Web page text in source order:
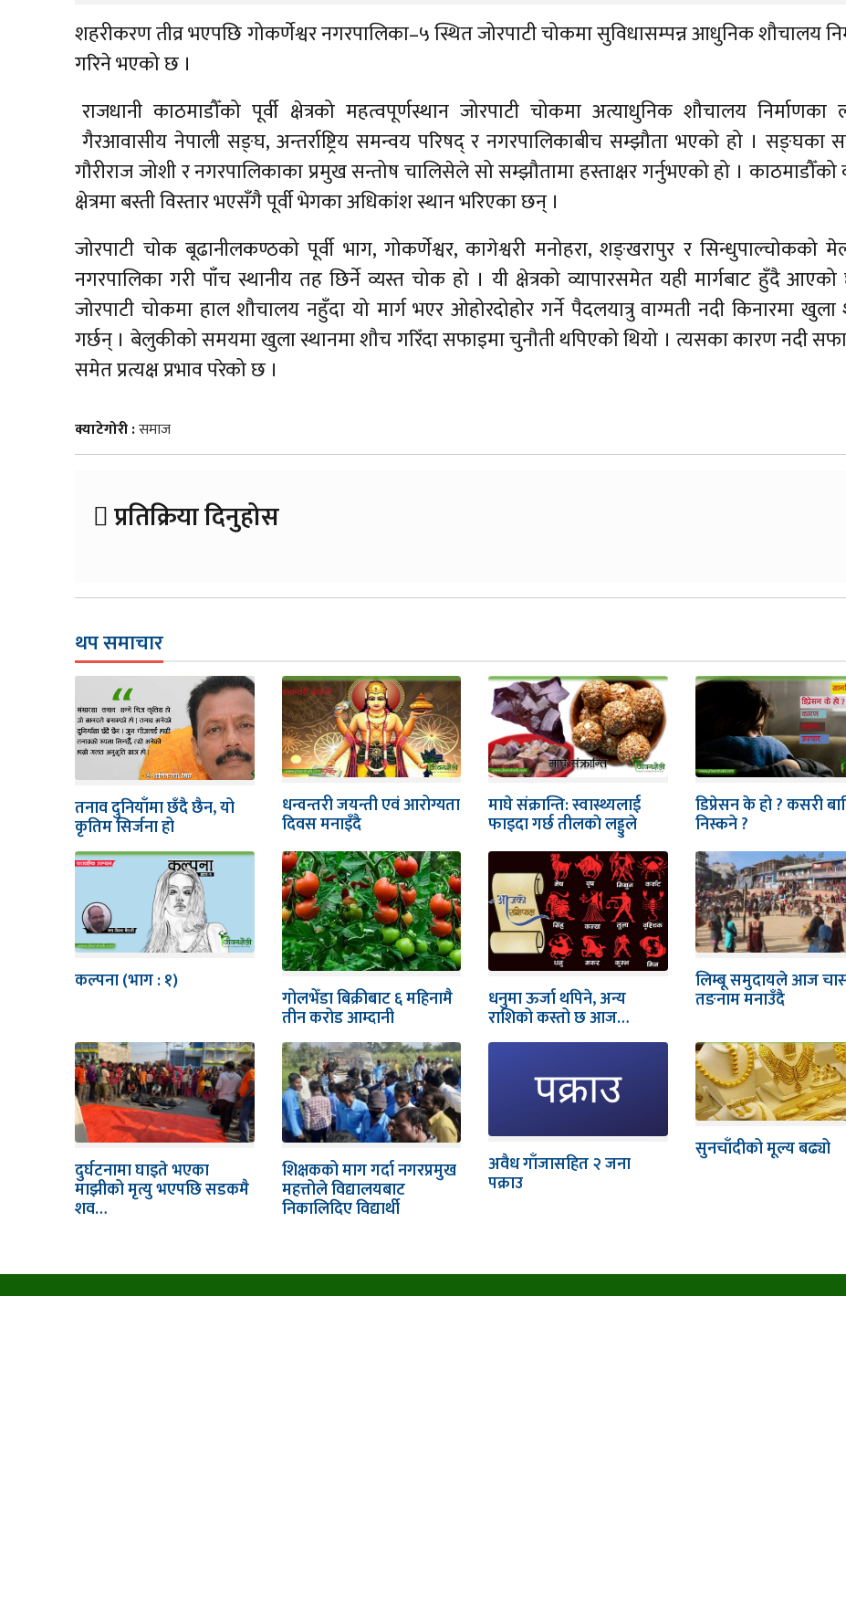
शहरीकरण तीव्र भएपछि गोकर्णेश्वर नगरपालिका–५ स्थित जोरपाटी चोकमा सुविधासम्पन्न आधुनिक शौचालय
गरिने भएको छ ।
राजधानी काठमाडौँको पूर्वी क्षेत्रको महत्वपूर्णस्थान जोरपाटी चोकमा अत्याधुनिक शौचालय निर्माणका
गैरआवासीय नेपाली सङ्घ, अन्तर्राष्ट्रिय समन्वय परिषद् र नगरपालिकाबीच सम्झौता भएको हो । सङ्घका
गौरीराज जोशी र नगरपालिकाका प्रमुख सन्तोष चालिसेले सो सम्झौतामा हस्ताक्षर गर्नुभएको हो ।
क्षेत्रमा बस्ती विस्तार भएसँगै पूर्वी भेगका अधिकांश स्थान भरिएका छन् ।
जोरपाटी चोक बूढानीलकण्ठको पूर्वी भाग, गोकर्णेश्वर, कागेश्वरी मनोहरा, शङ्खरापुर र सिन्धुपाल्चोकको
नगरपालिका गरी पाँच स्थानीय तह छिर्ने व्यस्त चोक हो । यी क्षेत्रको व्यापारसमेत यही मार्गबाट हुँदै
जोरपाटी चोकमा हाल शौचालय नहुँदा यो मार्ग भएर ओहोरदोहोर गर्ने पैदलयात्रु वाग्मती नदी किनारमा
गर्छन् । बेलुकीको समयमा खुला स्थानमा शौच गरिँदा सफाइमा चुनौती थपिएको थियो । त्यसका कारण नदी
समेत प्रत्यक्ष प्रभाव परेको छ ।
क्याटेगोरी :समाज
प्रतिक्रिया दिनुहोस
थप समाचार
तनाव दुनियाँमा छँदै छैन, यो
कृतिम सिर्जना हो
धन्वन्तरी जयन्ती एवं आरोग्यता
दिवस मनाइँदै
माघे संक्रान्ति: स्वास्थ्यलाई
फाइदा गर्छ तीलकाे लड्डुले
डिप्रेसन के हो ? कसरी
निस्कने ?
कल्पना (भाग : १)
गोलभेँडा बिक्रीबाट ६ महिनामै
तीन करोड आम्दानी
धनुमा ऊर्जा थपिने, अन्य
राशिको कस्तो छ आज…
लिम्बू समुदायले आज
तङनाम मनाउँदै
दुर्घटनामा घाइते भएका
माझीको मृत्यु भएपछि सडकमै
शव…
शिक्षकको माग गर्दा नगरप्रमुख
महत्तोले विद्यालयबाट
निकालिदिए विद्यार्थी
अवैध गाँजासहित २ जना
पक्राउ
सुनचाँदीको मूल्य बढ्यो